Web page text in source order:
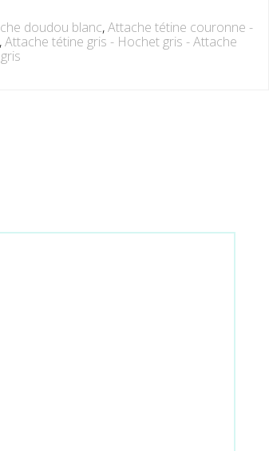
doudou blanc,Attache tétine couronne -
,Attache tétine gris - Hochet gris - Attache